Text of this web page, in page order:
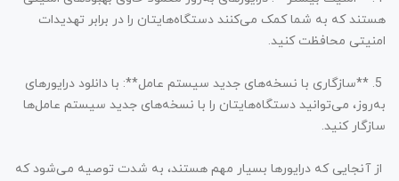
هستند که به شما کمک می‌کنند دستگاه‌هایتان را در برابر تهدیدات
امنیتی محافظت کنید.
5. **سازگاری با نسخه‌های جدید سیستم عامل**: با دانلود درایورهای
به‌روز، می‌توانید دستگاه‌هایتان را با نسخه‌های جدید سیستم عامل‌ها
سازگار کنید.
از آنجایی که درایورها بسیار مهم هستند، به شدت توصیه می‌شود که